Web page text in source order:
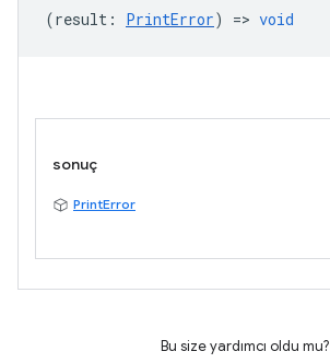
(result : PrintError) => void
sonuç
PrintError
Bu size yardımcı oldu mu?